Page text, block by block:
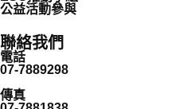
公益活動參與
聯絡我們
電話
07-7889298
傳真